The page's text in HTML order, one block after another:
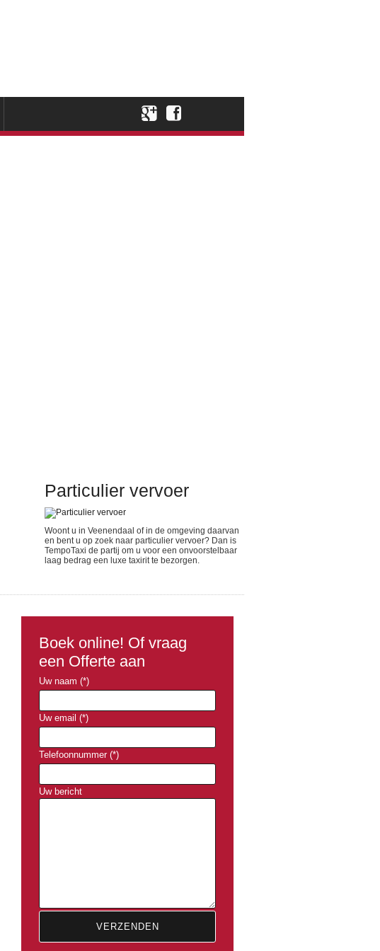
Particulier vervoer
Woont u in Veenendaal of in de omgeving daarvan
en bent u op zoek naar particulier vervoer? Dan is
TempoTaxi de partij om u voor een onvoorstelbaar
laag bedrag een luxe taxirit te bezorgen.
Boek online! Of vraag
een Offerte aan
Uw naam (*)
Uw email (*)
Telefoonnummer (*)
Uw bericht